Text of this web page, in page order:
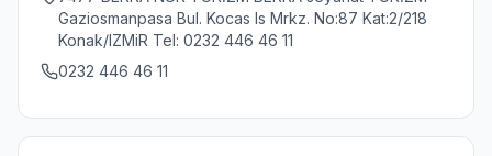
Gaziosmanpasa Bul. Kocas Is Mrkz. No:87 Kat:2/218
Konak/IZMiR Tel: 0232 446 46 11
0232 446 46 11